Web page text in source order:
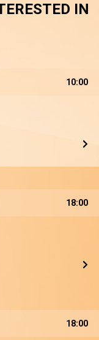
IN
10:00
18:00
18:00